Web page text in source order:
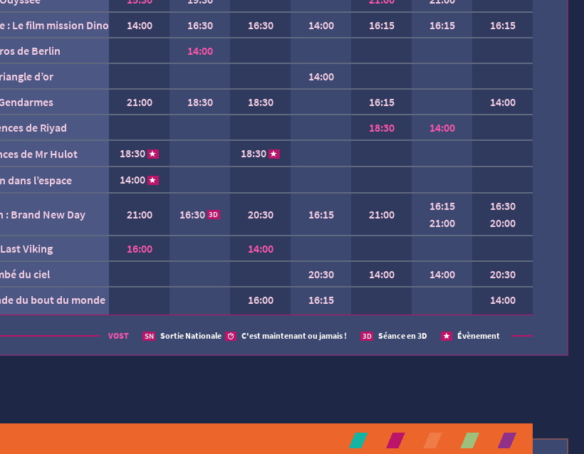
: Le film mission Dino
14:00 16:30 16:30 14:00 16:15 16:15
16:15
de Berlin
14:00
d’or
14:00
21:00 18:30 18:30 16:15
14:00
de Riyad
18:30
14:00
de Mr Hulot
18:30
18:30
dans l’espace
14:00
: Brand New Day
21:00 16:30 3D 20:30 16:15 21:00
16:15
21:00
16:30
20:00
Viking
16:00
14:00
du ciel
20:30 14:00 14:00
20:30
du bout du monde
16:00 16:15
14:00
AUCUNE SÉANCE CETTE SEMAINE.
VOST SN Sortie Nationale C'est maintenant ou jamais ! 3D Séance en 3D Évènement